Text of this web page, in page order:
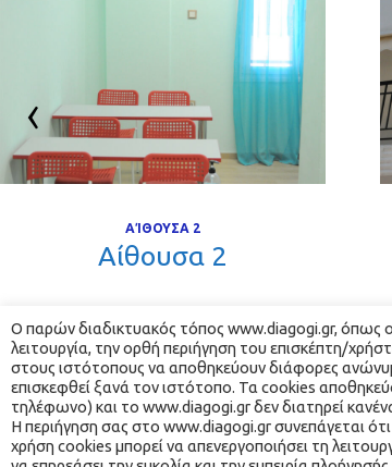
ΑΊΘΟΥΣΑ 2
Αίθουσα 2
›
Ο παρών διαδικτυακός τόπος www.diagogi.gr, όπως
λειτουργία, την ορθή περιήγηση του επισκέπτη/
στους ιστότοπους να αποθηκεύουν διάφορες
επισκεφθεί ξανά τον ιστότοπο. Τα cookies
τηλέφωνο) και το www.diagogi.gr δεν διατηρεί
Η περιήγηση σας στο www.diagogi.gr συνεπάγεται
χρήση cookies μπορεί να απενεργοποιήσει τη